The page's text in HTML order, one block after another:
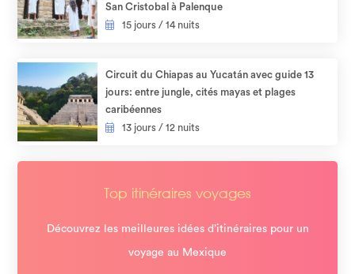
San Cristobal à Palenque
15 jours / 14 nuits
Circuit du Chiapas au Yucatán avec guide 13
jours: entre jungle, cités mayas et plages
caribéennes
13 jours / 12 nuits
Top itinéraires voyages
Découvrez les meilleures idées d’itinéraires pour un
voyage au Mexique